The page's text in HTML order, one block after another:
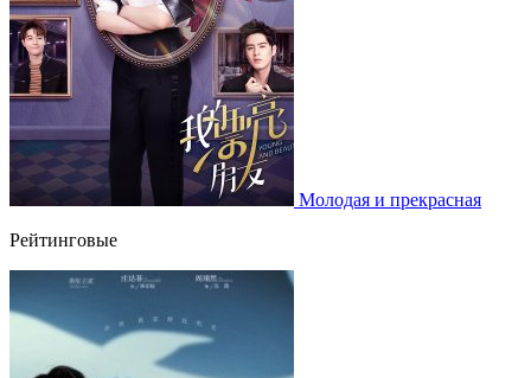
Молодая и прекрасная
Рейтинговые